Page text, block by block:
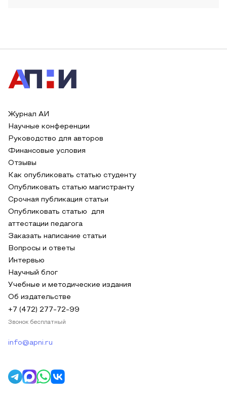
Журнал АИ
Научные конференции
Руководство для авторов
Финансовые условия
Отзывы
Как опубликовать статью студенту
Опубликовать статью магистранту
Срочная публикация статьи
Опубликовать статью для
аттестации педагога
Заказать написание статьи
Вопросы и ответы
Интервью
Научный блог
Учебные и методические издания
Об издательстве
+7 (472) 277-72-99
Звонок бесплатный
info@apni.ru